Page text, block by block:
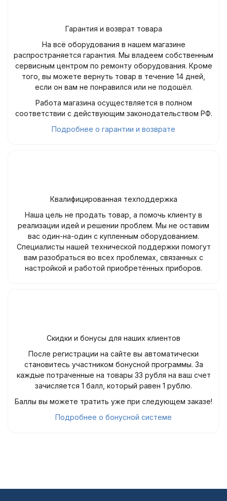
Гарантия и возврат товара
На всё оборудования в нашем магазине
распространяется гарантия. Мы владеем собственным
сервисным центром по ремонту оборудования. Кроме
того, вы можете вернуть товар в течение 14 дней,
если он вам не понравился или не подошёл.
Работа магазина осуществляется в полном
соответствии с действующим законодательством РФ.
Подробнее о гарантии и возврате
Квалифицированная техподдержка
Наша цель не продать товар, а помочь клиенту в
реализации идей и решении проблем. Мы не оставим
вас один-на-один с купленным оборудованием.
Специалисты нашей технической поддержки помогут
вам разобраться во всех проблемах, связанных с
настройкой и работой приобретённых приборов.
Скидки и бонусы для наших клиентов
После регистрации на сайте вы автоматически
становитесь участником бонусной программы. За
каждые потраченные на товары 33 рубля на ваш счет
зачисляется 1 балл, который равен 1 рублю.
Баллы вы можете тратить уже при следующем заказе!
Подробнее о бонусной системе